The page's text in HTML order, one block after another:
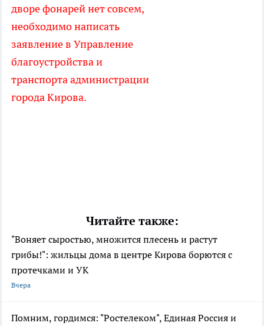
дворе фонарей нет совсем,
необходимо написать
заявление в Управление
благоустройства и
транспорта администрации
города Кирова.
Читайте также:
"Воняет сыростью, множится плесень и растут
грибы!": жильцы дома в центре Кирова борются с
протечками и УК
Вчера
Помним, гордимся: "Ростелеком", Единая Россия и